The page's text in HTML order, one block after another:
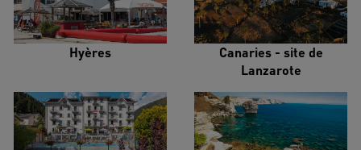
Hyères
Canaries - site de
Lanzarote